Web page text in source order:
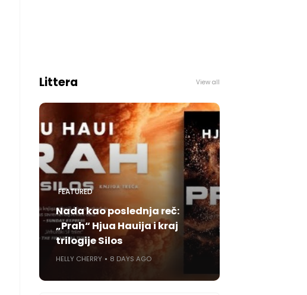
Littera View all
FEATURED
Nada kao poslednja reč:
„Prah“ Hjua Hauija i kraj
trilogije Silos
HELLY CHERRY 8 DAYS AGO